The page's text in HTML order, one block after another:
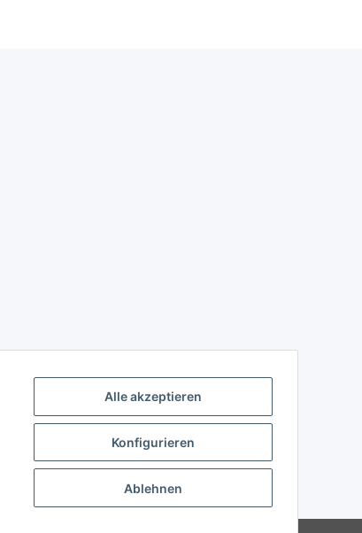
Alle akzeptieren
Konfigurieren
Ablehnen